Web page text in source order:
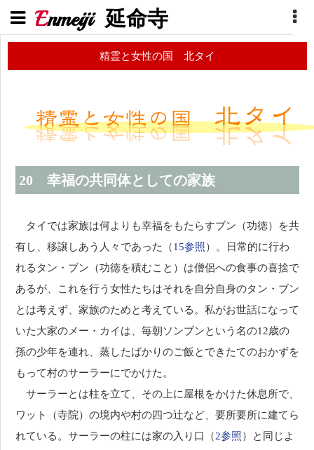
Enmeiji 延命寺
精霊と女性の国 北タイ
20 幸福の共同体としての家族
タイでは家族は何よりも幸福をもたらすブン（功徳）を共
有し、移譲しあう人々であった（15参照）。日常的に行わ
れるタン・ブン（功徳を積むこと）は僧侶への食事の喜捨で
あるが、これを行う女性たちはそれを自分自身のタン・ブン
とは考えず、家族のためと考えている。私がお世話になって
いた大家のメー・カイは、毎朝ソンブンという名の12歳の
孫の少年を連れ、蒸したばかりのご飯とできたてのおかずを
もって村のサーラーにでかけた。
サーラーとは柱を立て、その上に屋根をかけた休息所で、
ワット（寺院）の境内や村の四つ辻など、要所要所に建てら
れている。サーラーの柱には家の入り口（2参照）と同じよ